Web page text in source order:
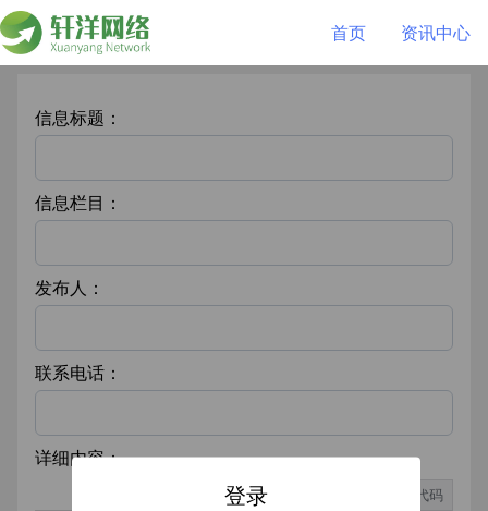
首页 资讯中心
信息标题：
信息栏目：
发布人：
联系电话：
详细内容：
代码
登录